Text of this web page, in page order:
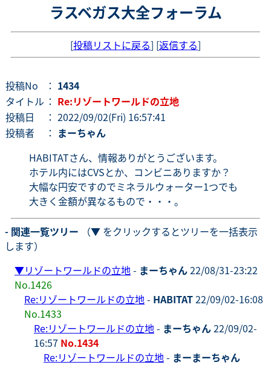
ラスベガス大全フォーラム
[投稿リストに戻る] [返信する]
投稿No ： 1434
タイトル ： Re:リゾートワールドの立地
投稿日
： 2022/09/02(Fri) 16:57:41
投稿者
： まーちゃん
HABITATさん、情報ありがとうございます。
ホテル内にはCVSとか、コンビニありますか？
大幅な円安ですのでミネラルウォーター1つでも
大きく金額が異なるもので・・・。
- 関連一覧ツリー （▼ をクリックするとツリーを一括表示
します）
▼リゾートワールドの立地- まーちゃん22/08/31-23:22
No.1426
Re:リゾートワールドの立地- HABITAT22/09/02-16:08
No.1433
Re:リゾートワールドの立地- まーちゃん22/09/02-
16:57 No.1434
Re:リゾートワールドの立地- まーまーちゃん